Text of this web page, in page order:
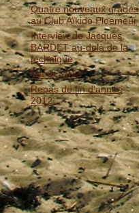
Quatre nouveaux gradés
au Club Aïkido Ploemeur
Interview de Jacques
BARDET au-delà de la
technique
Voeux 2013
Repas de fin d'année
2012